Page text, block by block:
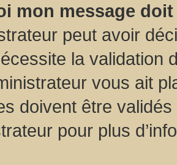
mon message
peut avoir
la validation
vous ait
doivent être
pour plus